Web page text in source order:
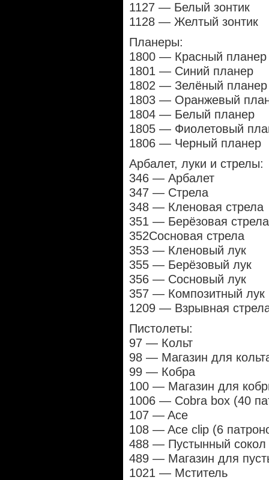
1127 — Белый зонтик
1128 — Желтый зонтик
Планеры:
1800 — Красный планер
1801 — Синий планер
1802 — Зелёный планер
1803 — Оранжевый
1804 — Белый планер
1805 — Фиолетовый
1806 — Черный планер
Арбалет, луки и стрелы:
346 — Арбалет
347 — Стрела
348 — Кленовая стрела
351 — Берёзовая стрела
352Сосновая стрела
353 — Кленовый лук
355 — Берёзовый лук
356 — Сосновый лук
357 — Композитный лук
1209 — Взрывная
Пистолеты:
97 — Кольт
98 — Магазин для
99 — Кобра
100 — Магазин для
1006 — Cobra box (40
107 — Ace
108 — Ace clip (6
488 — Пустынный сокол
489 — Магазин для
1021 — Мститель